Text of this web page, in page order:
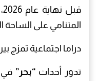
المتنامي على الساحة
دراما اجتماعية تمزج
تدور أحداث “بحر” في